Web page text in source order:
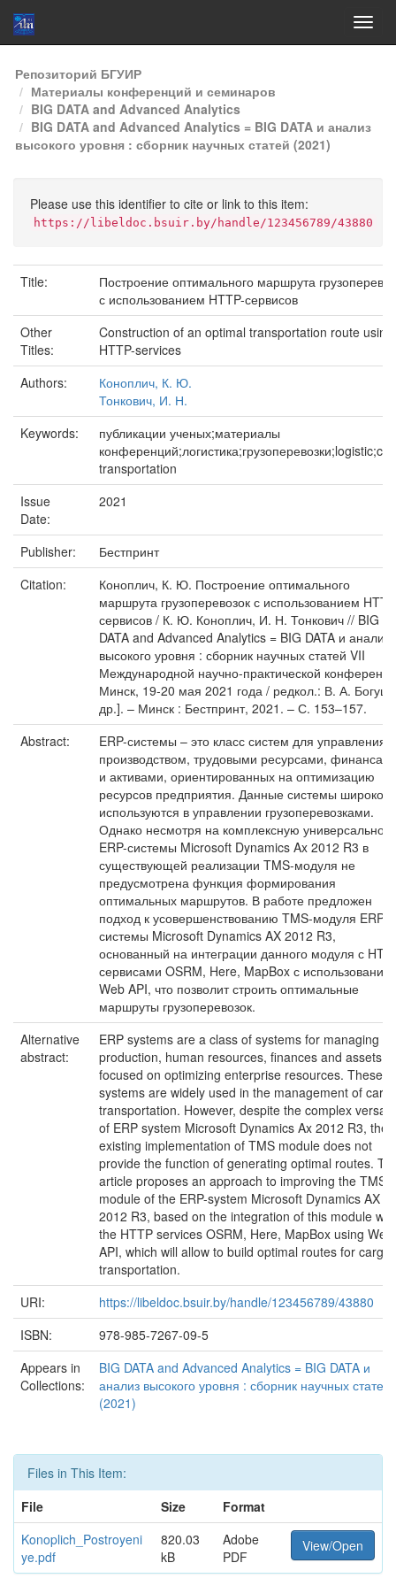
Skip
navigation
Репозиторий БГУИР
Материалы конференций и семинаров
BIG DATA and Advanced Analytics
BIG DATA and Advanced Analytics = BIG DATA и анализ
высокого уровня : сборник научных статей (2021)
Please use this identifier to cite or link to this item:
https://libeldoc.bsuir.by/handle/123456789/43880
Title:
Построение оптимального маршрута
с использованием HTTP-сервисов
Other
Titles:
Construction of an optimal transportation route using
HTTP-services
Authors:
Коноплич, К. Ю.
Тонкович, И. Н.
Keywords:
публикации ученых;материалы
transportation
Issue
Date:
2021
Publisher:
Бестпринт
Citation:
Коноплич, К. Ю. Построение оптимального
маршрута грузоперевозок с использованием
сервисов / К. Ю. Коноплич, И. Н. Тонкович // BIG
DATA and Advanced Analytics = BIG DATA и анализ
высокого уровня : сборник научных статей VII
Международной научно-практической
Минск, 19-20 мая 2021 года / редкол.: В. А. Богуш
др.]. – Минск : Бестпринт, 2021. – С. 153–157.
Abstract:
ERP-системы – это класс систем для управления
производством, трудовыми ресурсами,
и активами, ориентированных на оптимизацию
ресурсов предприятия. Данные системы широко
используются в управлении грузоперевозками.
Однако несмотря на комплексную
ERP-системы Microsoft Dynamics Ax 2012 R3 в
существующей реализации TMS-модуля не
предусмотрена функция формирования
оптимальных маршрутов. В работе предложен
подход к усовершенствованию TMS-модуля ERP-
системы Microsoft Dynamics AX 2012 R3,
основанный на интеграции данного модуля с
сервисами OSRM, Here, MapBox с
Web API, что позволит строить оптимальные
маршруты грузоперевозок.
Alternative
abstract:
ERP systems are a class of systems for managing
production, human resources, finances and assets,
focused on optimizing enterprise resources. These
systems are widely used in the management of
transportation. However, despite the complex
of ERP system Microsoft Dynamics Ax 2012 R3, the
existing implementation of TMS module does not
provide the function of generating optimal routes.
article proposes an approach to improving the TMS-
module of the ERP-system Microsoft Dynamics AX
2012 R3, based on the integration of this module
the HTTP services OSRM, Here, MapBox using Web
API, which will allow to build optimal routes for cargo
transportation.
URI:
https://libeldoc.bsuir.by/handle/123456789/43880
ISBN:
978-985-7267-09-5
Appears in
Collections:
BIG DATA and Advanced Analytics = BIG DATA и
анализ высокого уровня : сборник научных статей
(2021)
Files in This Item:
File
Size
Format
Konoplich_Postroyeni
ye.pdf
820.03
kB
Adobe
PDF
View/Open